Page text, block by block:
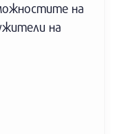
на
на